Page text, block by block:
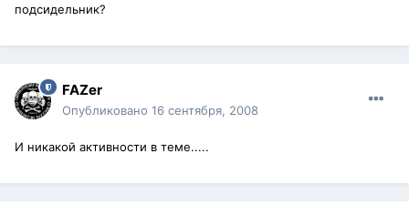
подсидельник?
FAZer
Опубликовано 16 сентября, 2008
И никакой активности в теме.....